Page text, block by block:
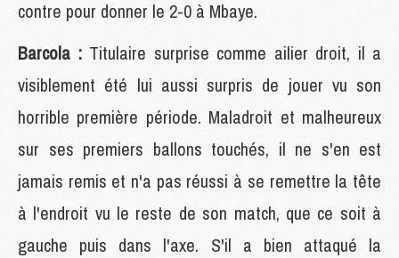
contre pour donner le 2-0 à Mbaye.
Barcola : Titulaire surprise comme ailier droit, il a
visiblement été lui aussi surpris de jouer vu son
horrible première période. Maladroit et malheureux
sur ses premiers ballons touchés, il ne s'en est
jamais remis et n'a pas réussi à se remettre la tête
à l'endroit vu le reste de son match, que ce soit à
gauche puis dans l'axe. S'il a bien attaqué la